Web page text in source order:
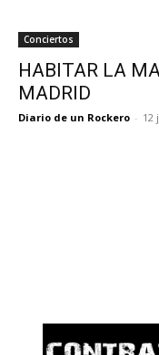
Conciertos
HABITAR LA
MADRID
Diario de un Rockero - 12